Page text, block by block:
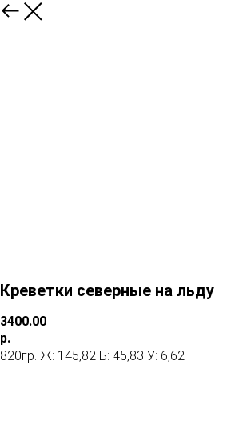
Креветки северные на льду
3400.00
р.
820гр. Ж: 145,82 Б: 45,83 У: 6,62